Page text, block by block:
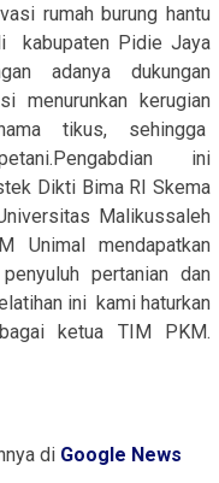
rumah burung hantu
kabupaten Pidie Jaya
adanya dukungan
menurunkan kerugian
tikus, sehingga
ini
Dikti Bima RI Skema
Malikussaleh
Unimal mendapatkan
pertanian dan
ini kami haturkan
ketua TIM PKM.
di Google News